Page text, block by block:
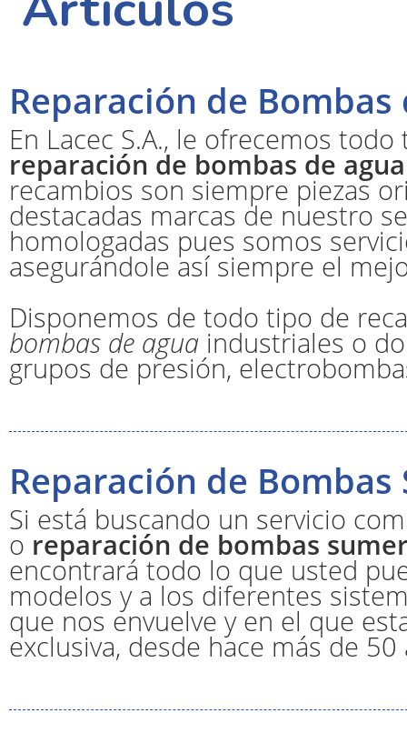
Reparación de Bombas
En Lacec S.A., le ofrecemos
reparación de bombas de agua
recambios son siempre piezas
destacadas marcas de nuestro
homologadas pues somos
asegurándole así siempre el
Disponemos de todo tipo de
bombas de agua industriales o
grupos de presión,
Reparación de
Si está buscando un servicio
o reparación de bombas
encontrará todo lo que usted
modelos y a los diferentes
que nos envuelve y en el que
exclusiva, desde hace más de 50